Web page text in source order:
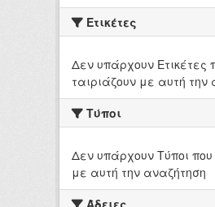
Ετικέτες
Δεν υπάρχουν Ετικέτες
ταιριάζουν με αυτή την
Τύποι
Δεν υπάρχουν Τύποι που
με αυτή την αναζήτηση
Άδειες